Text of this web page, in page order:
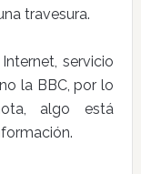
travesura.
servicio
la BBC, por lo
algo está